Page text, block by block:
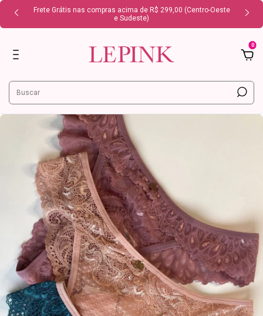
Frete Grátis nas compras acima de R$ 299,00 (Centro-Oeste
e Sudeste)
0